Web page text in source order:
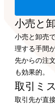
小売と
小売と卸売
理する手間
先からの注
も効果的。
取引ミ
取引先が直